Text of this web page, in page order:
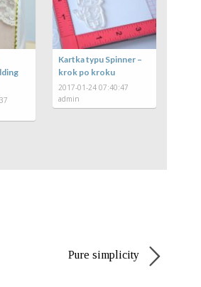
Kartka na ślub z
koronką/A Wedding
2017-03-14 11:53:37
Kartka typu Spinner –
2017-01-24 07:40:47
Pure simplicity